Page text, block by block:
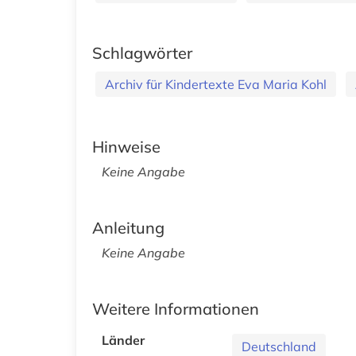
Schlagwörter
Archiv für Kindertexte Eva Maria Kohl
Hinweise
Keine Angabe
Anleitung
Keine Angabe
Weitere Informationen
Länder Deutschland